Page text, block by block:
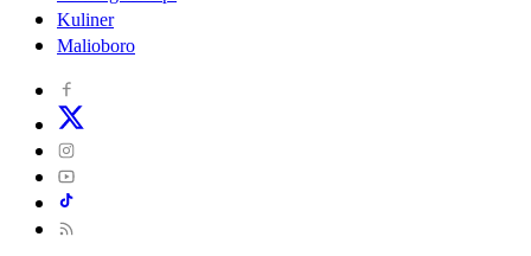
Kuliner
Malioboro